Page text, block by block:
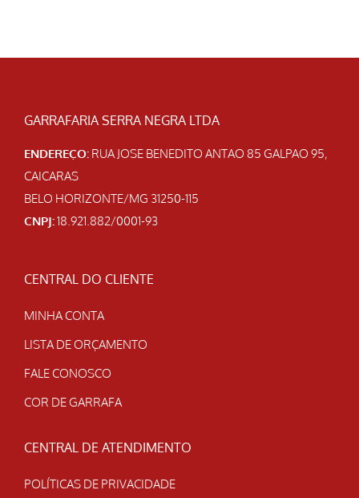
GARRAFARIA SERRA NEGRA LTDA
ENDEREÇO: RUA JOSE BENEDITO ANTAO 85 GALPAO 95,
CAICARAS
BELO HORIZONTE/MG 31250-115
CNPJ:18.921.882/0001-93
CENTRAL DO CLIENTE
MINHA CONTA
LISTA DE ORÇAMENTO
FALE CONOSCO
COR DE GARRAFA
CENTRAL DE ATENDIMENTO
POLÍTICAS DE PRIVACIDADE